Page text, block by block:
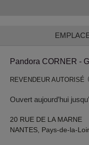
Pandora CORNER -
REVENDEUR AUTORISÉ
Ouvert aujourd’hui
20 RUE DE LA MARNE
NANTES, Pays-de-la-